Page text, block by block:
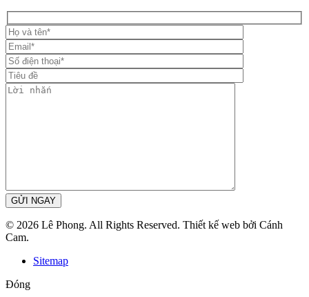
GỬI NGAY
© 2026 Lê Phong. All Rights Reserved. Thiết kế web bởi Cánh
Cam.
Sitemap
Đóng